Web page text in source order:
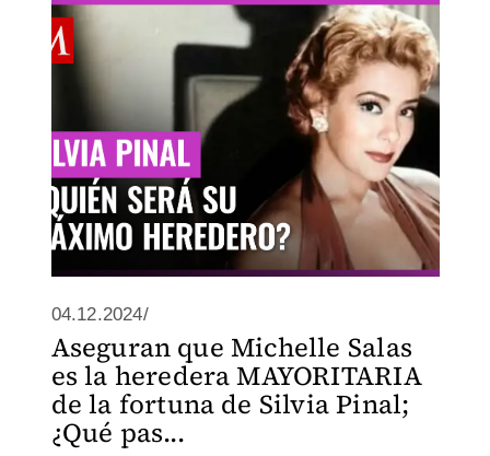
04.12.2024/
Aseguran que Michelle Salas
es la heredera MAYORITARIA
de la fortuna de Silvia Pinal;
¿Qué pas...